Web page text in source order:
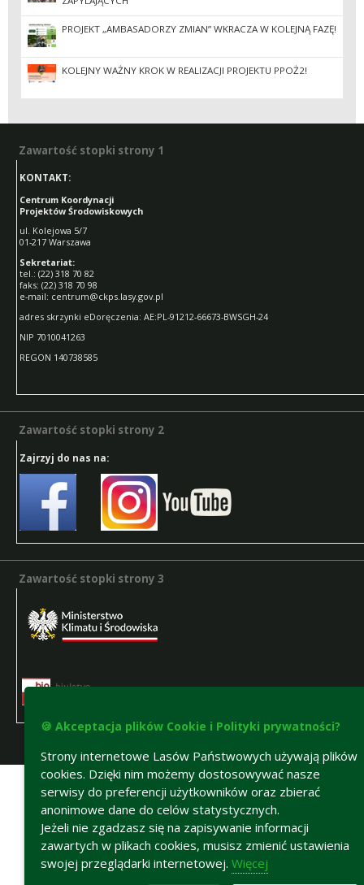
PROJEKT „AMBASADORZY ZMIAN” WKRACZA W KOLEJNĄ FAZĘ!
KOLEJNY WAŻNY KROK W REALIZACJI PROJEKTU PPOŻ2!
Zawartość stopki strony 1
Zawartość stopki strony 1
KONTAKT:
Centrum Koordynacji
Projektów Środowiskowych
ul. Kolejowa 5/7
01-217 Warszawa
Sekretariat:
tel.: (22) 318 70 82
faks: (22) 318 70 98
e-mail: centrum@ckps.lasy.gov.pl
adres skrzynki eDoręczenia: AE:PL-91212-66673-BWSGH-24
NIP 7010041263
REGON 140738585
Zawartość stopki strony 2
Zawartość stopki strony 2
Zajrzyj do nas na:
Zawartość stopki strony 3
Zawartość stopki strony 3
Deklaracja dostępności
🍪 Akceptacja plików Cookie i Polityki prywatności?
Strony internetowe Lasów Państwowych używają plików
cookies. Dzięki nim możemy dostosowywać nasze
serwisy do preferencji użytkowników oraz zbierać
anonimowe dane do celów statystycznych.
Jeżeli nie zgadzasz się na zapisywanie informacji
zawartych w plikach cookies, musisz zmienić ustawienia
swojej przeglądarki internetowej. Więcej